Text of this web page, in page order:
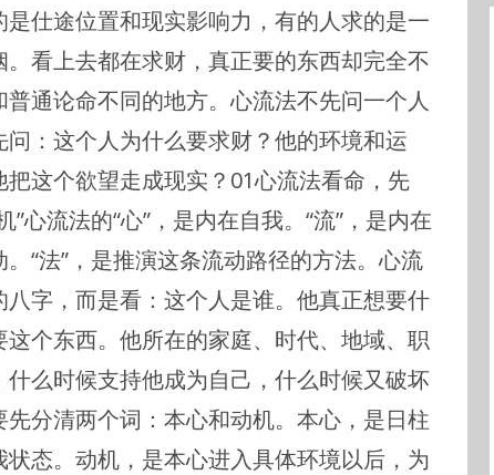
仕途位置和现实影响力，有的人求的是一
看上去都在求财，真正要的东西却完全不
通论命不同的地方。心流法不先问一个人
：这个人为什么要求财？他的环境和运
这个欲望走成现实？01心流法看命，先
”心流法的“心”，是内在自我。“流”，是内在
“法”，是推演这条流动路径的方法。心流
字，而是看：这个人是谁。他真正想要什
个东西。他所在的家庭、时代、地域、职
么时候支持他成为自己，什么时候又破坏
分清两个词：本心和动机。本心，是日柱
态。动机，是本心进入具体环境以后，为